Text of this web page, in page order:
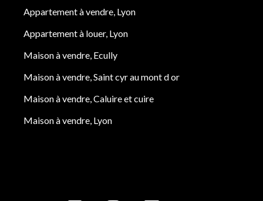
Appartement à vendre, Lyon
Appartement à louer, Lyon
Maison à vendre, Ecully
Maison à vendre, Saint cyr au mont d or
Maison à vendre, Caluire et cuire
Maison à vendre, Lyon